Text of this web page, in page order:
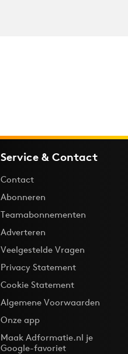
Service & Contact
Contact
Abonneren
Teamabonnementen
Adverteren
Veelgestelde Vragen
Privacy Statement
Cookie Statement
Algemene Voorwaarden
Onze app
Maak Adformatie.nl je
Google-favoriet